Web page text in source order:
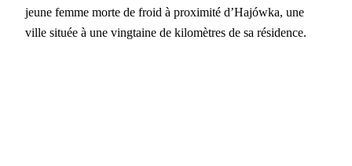
jeune femme morte de froid à prox­im­ité d’Hajówka, une
ville située à une ving­taine de kilo­mètres de sa rési­dence.